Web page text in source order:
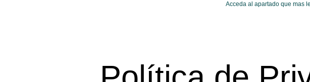
Acceda al apartado que mas